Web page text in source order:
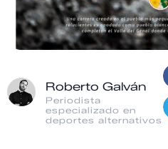
Roberto Galván
Periodista
especializado en
deportes alternativos